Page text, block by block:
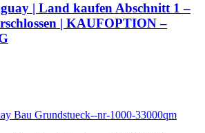
| Land kaufen Abschnitt 1 –
| KAUFOPTION –